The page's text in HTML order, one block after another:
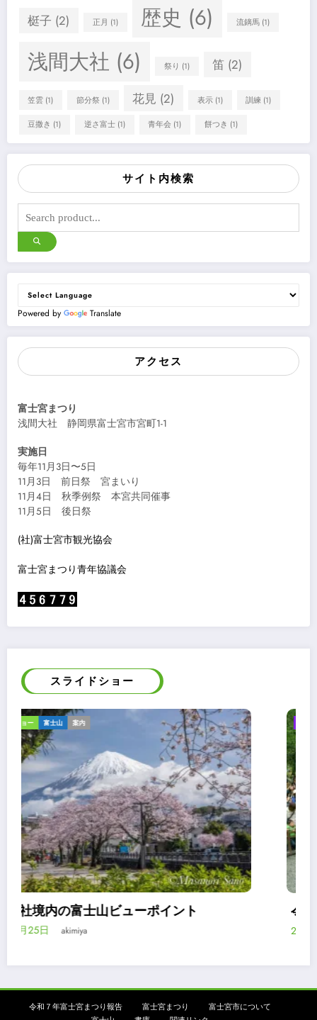
梃子 (2) 正月 (1) 歴史 (6) 流鏑馬(1)
浅間大社 (6) 祭り (1) 笛 (2)
笠雲 (1) 節分祭(1) 花見 (2) 表示(1) 訓練 (1)
豆撒き (1) 逆さ富士(1) 青年会 (1) 餅つき (1)
サイト内検索
Powered by Translate
アクセス
富士宮まつり
浅間大社 静岡県富士宮市宮町1-1
実施日
毎年11月3日〜5日
11月3日 前日祭 宮まいり
11月4日 秋季例祭 本宮共同催事
11月5日 後日祭
(社)富士宮市観光協会
富士宮まつり青年協議会
スライドショー
ギャラリー 報告
令和2年浅間大社流鏑馬祭は神事のみ
2020年3月24日
令和７年富士宮まつり報告 富士宮まつり
富士宮市について